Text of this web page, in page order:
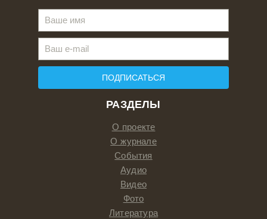
РАЗДЕЛЫ
О проекте
О журнале
События
Аудио
Видео
Фото
Литература
ПОДПИСАТЬСЯ